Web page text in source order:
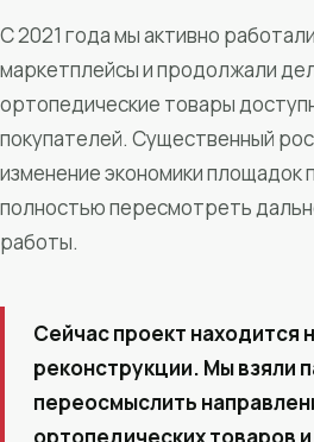
С 2021 года мы активно
маркетплейсы и продолжали
ортопедические товары
покупателей. Существенный
изменение экономики площадок
полностью пересмотреть
работы.
Сейчас проект находится
реконструкции. Мы взяли
переосмыслить